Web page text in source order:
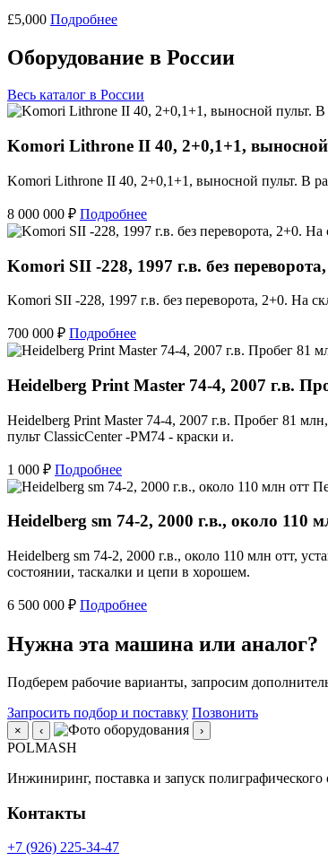
£5,000 Подробнее
Оборудование в России
Весь каталог в России
Komori Lithrone II 40, 2+0,1+1, выносной
Komori Lithrone II 40, 2+0,1+1, выносной пульт. В
8 000 000 ₽ Подробнее
Komori SII -228, 1997 г.в. без
Komori SII -228, 1997 г.в. без переворота, 2+0. На
700 000 ₽ Подробнее
Heidelberg Print Master 74-4, 2007 г.в.
Heidelberg Print Master 74-4, 2007 г.в. Пробег 81
пульт ClassicCenter -PM74 - краски и.
1 000 ₽ Подробнее
Heidelberg sm 74-2, 2000 г.в., около 110
Heidelberg sm 74-2, 2000 г.в., около 110 млн отт,
состоянии, таскалки и цепи в хорошем.
6 500 000 ₽ Подробнее
Нужна эта машина или аналог?
Подберем рабочие варианты, запросим
Запросить подбор и поставку Позвонить
× ‹ ›
POLMASH
Инжиниринг, поставка и запуск полиграфического
Контакты
+7 (926) 225-34-47